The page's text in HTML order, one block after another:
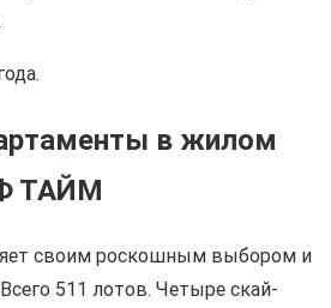
в жилом
ТАЙМ
своим роскошным выбором и
511 лотов. Четыре скай-